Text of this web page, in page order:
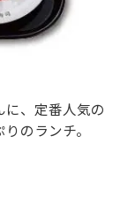
、定番人気の
のランチ。